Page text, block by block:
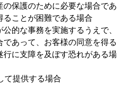
の保護のために必要な場合であ
ることが困難である場合
的な事務を実施するうえで、
あって、お客様の同意を得る
行に支障を及ぼす恐れがある場
て提供する場合